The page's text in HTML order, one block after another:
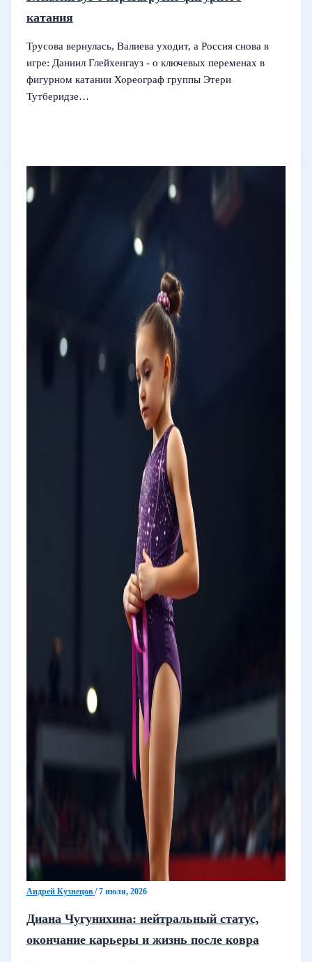
катания
Трусова вернулась, Валиева уходит, а Россия снова в
игре: Даниил Глейхенгауз - о ключевых переменах в
фигурном катании Хореограф группы Этери
Тутберидзе…
Андрей Кузнецов /7 июля, 2026
Диана Чугунихина: нейтральный статус,
окончание карьеры и жизнь после ковра